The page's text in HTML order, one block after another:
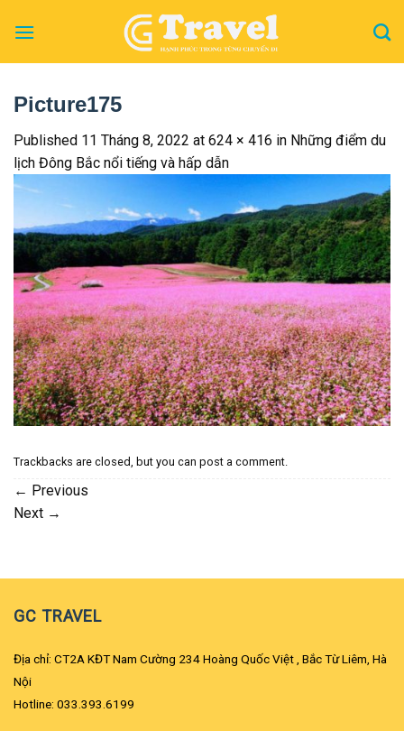
Picture175
Published 11 Tháng 8, 2022 at 624 × 416 in Những điểm du
lịch Đông Bắc nổi tiếng và hấp dẫn
Trackbacks are closed, but you can post a comment.
← Previous
Next →
GC TRAVEL
Địa chỉ: CT2A KĐT Nam Cường 234 Hoàng Quốc Việt , Bắc Từ Liêm, Hà
Nội
Hotline: 033.393.6199